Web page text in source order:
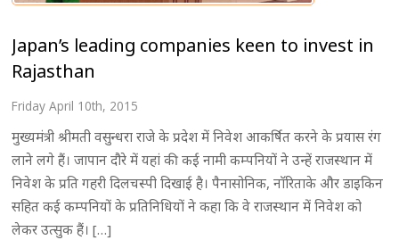
Japan’s leading companies keen to invest in
Rajasthan
Friday April 10th, 2015
मुख्यमंत्री श्रीमती वसुन्धरा राजे के प्रदेश में निवेश आकर्षित करने के प्रयास रंग
लाने लगे हैं। जापान दौरे में यहां की कई नामी कम्पनियों ने उन्हें राजस्थान में
निवेश के प्रति गहरी दिलचस्पी दिखाई है। पैनासोनिक, नाॅरिताके और डाइकिन
सहित कई कम्पनियों के प्रतिनिधियों ने कहा कि वे राजस्थान में निवेश को
लेकर उत्सुक हैं। […]